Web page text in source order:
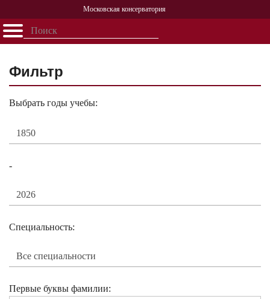
Московская консерватория
Открыть - закрыть
Фильтр
Выбрать годы учебы:
-
Специальность:
Первые буквы фамилии: